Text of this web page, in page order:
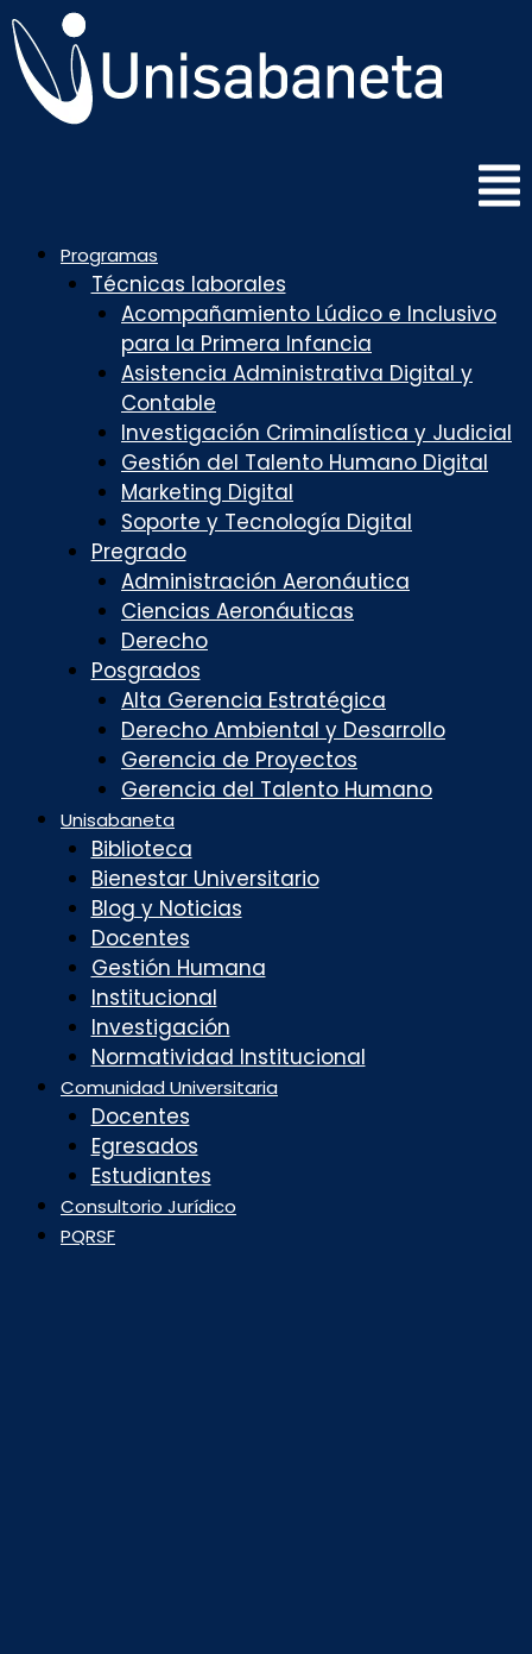
Saltar
al
contenido
Programas
Técnicas laborales
Acompañamiento Lúdico e Inclusivo
para la Primera Infancia
Asistencia Administrativa Digital y
Contable
Investigación Criminalística y Judicial
Gestión del Talento Humano Digital
Marketing Digital
Soporte y Tecnología Digital
Pregrado
Administración Aeronáutica
Ciencias Aeronáuticas
Derecho
Posgrados
Alta Gerencia Estratégica
Derecho Ambiental y Desarrollo
Gerencia de Proyectos
Gerencia del Talento Humano
Unisabaneta
Biblioteca
Bienestar Universitario
Blog y Noticias
Docentes
Gestión Humana
Institucional
Investigación
Normatividad Institucional
Comunidad Universitaria
Docentes
Egresados
Estudiantes
Consultorio Jurídico
PQRSF